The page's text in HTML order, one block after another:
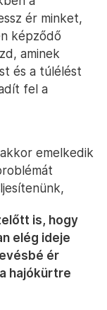
ér minket,
képződő
aminek
és a túlélést
fel a
emelkedik
is, hogy
elég ideje
ér
hajókürtre